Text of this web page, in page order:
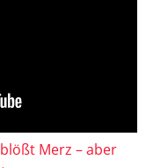
Merz – aber